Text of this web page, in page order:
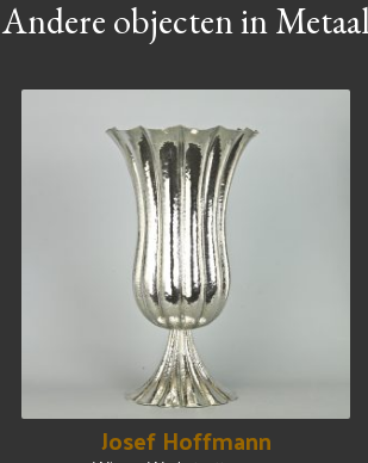
Andere objecten in
Josef Hoffmann